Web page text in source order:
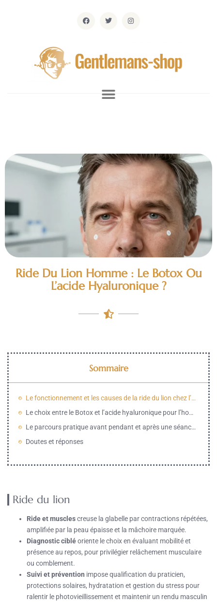
Ride Du Lion Homme : Le Botox Ou
L’acide Hyaluronique ?
Sommaire
Le fonctionnement et les causes de la ride du lion chez l’homme
Le choix entre le Botox et l’acide hyaluronique pour l’homme
Le parcours pratique avant pendant et après une séance pour la ride du lion
Doutes et réponses
Ride du lion
Ride et musclescreuse la glabelle par contractions répétées,
amplifiée par la peau épaisse et la mâchoire marquée.
Diagnostic cibléoriente le choix en évaluant mobilité et
présence au repos, pour privilégier relâchement musculaire
ou comblement.
Suivi et prévention impose qualification du praticien,
protections solaires, hydratation et gestion du stress pour
ralentir le photovieillissement et maintenir un rendu masculin